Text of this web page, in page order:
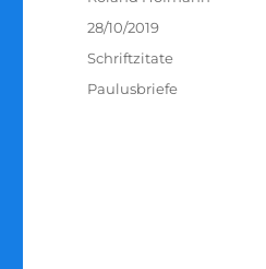
Veröffentlicht
am
28/10/2019
Kategorien
Schriftzitate
Schlagwörter
Paulusbriefe